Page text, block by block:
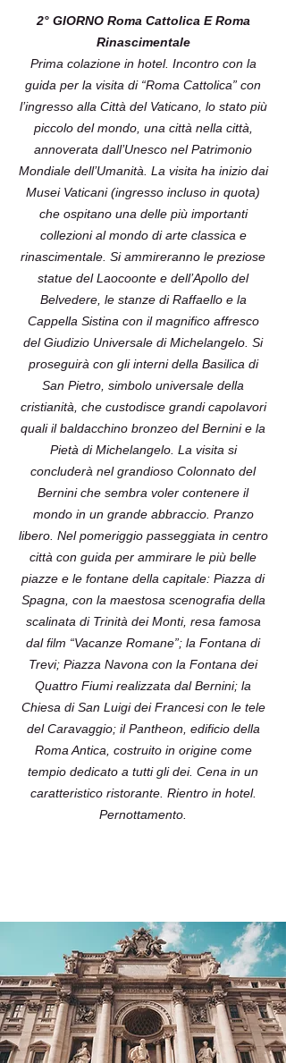
2° GIORNO Roma Cattolica E Roma
Rinascimentale
Prima colazione in hotel. Incontro con la
guida per la visita di “Roma Cattolica” con
l’ingresso alla Città del Vaticano, lo stato più
piccolo del mondo, una città nella città,
annoverata dall’Unesco nel Patrimonio
Mondiale dell’Umanità. La visita ha inizio dai
Musei Vaticani (ingresso incluso in quota)
che ospitano una delle più importanti
collezioni al mondo di arte classica e
rinascimentale. Si ammireranno le preziose
statue del Laocoonte e dell’Apollo del
Belvedere, le stanze di Raffaello e la
Cappella Sistina con il magnifico affresco
del Giudizio Universale di Michelangelo. Si
proseguirà con gli interni della Basilica di
San Pietro, simbolo universale della
cristianità, che custodisce grandi capolavori
quali il baldacchino bronzeo del Bernini e la
Pietà di Michelangelo. La visita si
concluderà nel grandioso Colonnato del
Bernini che sembra voler contenere il
mondo in un grande abbraccio. Pranzo
libero. Nel pomeriggio passeggiata in centro
città con guida per ammirare le più belle
piazze e le fontane della capitale: Piazza di
Spagna, con la maestosa scenografia della
scalinata di Trinità dei Monti, resa famosa
dal film “Vacanze Romane”; la Fontana di
Trevi; Piazza Navona con la Fontana dei
Quattro Fiumi realizzata dal Bernini; la
Chiesa di San Luigi dei Francesi con le tele
del Caravaggio; il Pantheon, edificio della
Roma Antica, costruito in origine come
tempio dedicato a tutti gli dei. Cena in un
caratteristico ristorante. Rientro in hotel.
Pernottamento.